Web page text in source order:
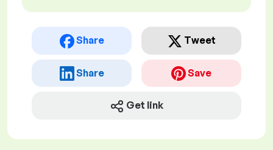
Share Tweet
Share Save
Get link